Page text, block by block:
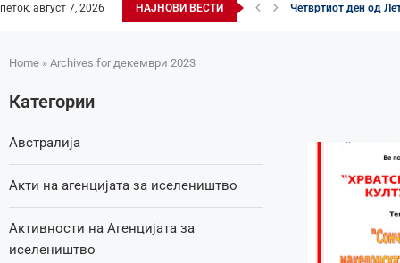
петок, август 7, 2026 НАЈНОВИ ВЕСТИ Четвртиот ден од
Home » Archives for декември 2023
Категории
Австралија
Акти на агенцијата за иселеништво
Активности на Агенцијата за
иселеништво